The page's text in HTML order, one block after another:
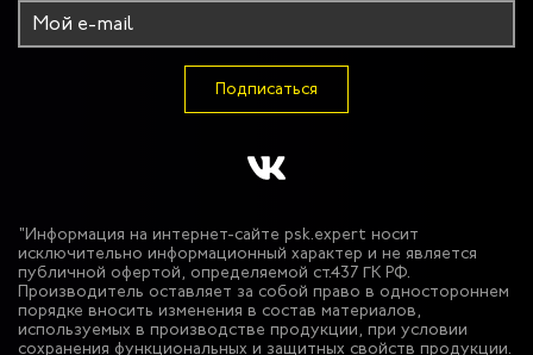
Подписаться
"Информация на интернет-сайте psk.expert носит
исключительно информационный характер и не является
публичной офертой, определяемой ст.437 ГК РФ.
Производитель оставляет за собой право в одностороннем
порядке вносить изменения в состав материалов,
используемых в производстве продукции, при условии
сохранения функциональных и защитных свойств продукции.